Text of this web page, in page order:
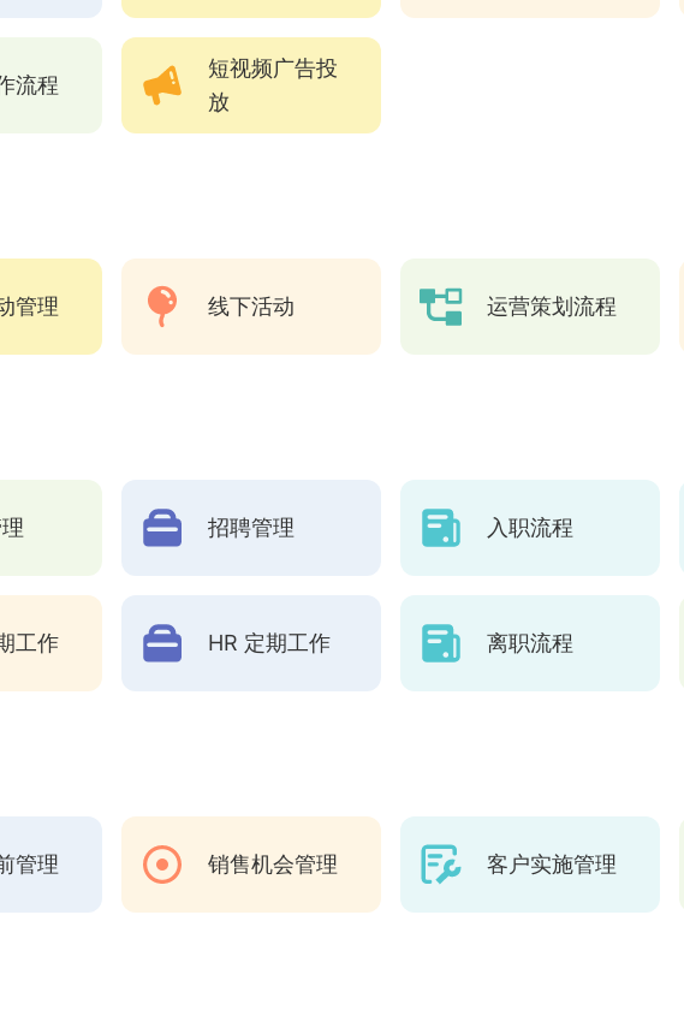
流程
短视频广告投
放
管理 线下活动 运营策划流程
招聘管理 入职流程
工作 HR 定期工作 离职流程
管理 销售机会管理 客户实施管理